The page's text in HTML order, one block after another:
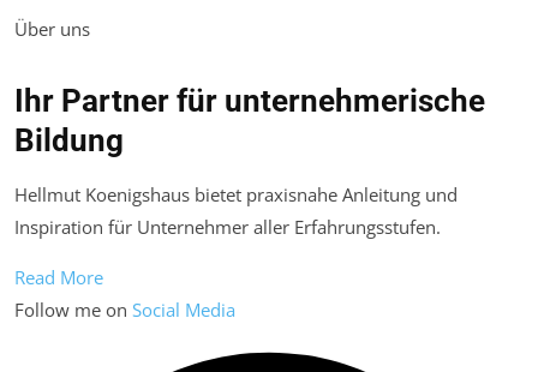
Über uns
Ihr Partner für unternehmerische
Bildung
Hellmut Koenigshaus bietet praxisnahe Anleitung und
Inspiration für Unternehmer aller Erfahrungsstufen.
Read More
Follow me on Social Media